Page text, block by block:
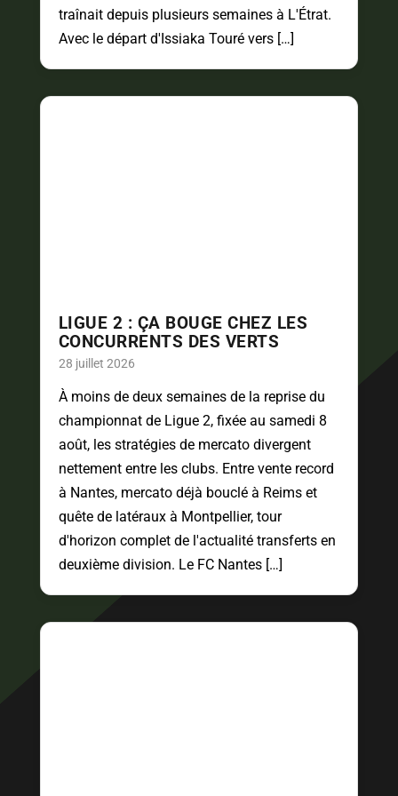
traînait depuis plusieurs semaines à L'Étrat.
Avec le départ d'Issiaka Touré vers […]
LIGUE 2 : ÇA BOUGE CHEZ LES
CONCURRENTS DES VERTS
28 juillet 2026
À moins de deux semaines de la reprise du
championnat de Ligue 2, fixée au samedi 8
août, les stratégies de mercato divergent
nettement entre les clubs. Entre vente record
à Nantes, mercato déjà bouclé à Reims et
quête de latéraux à Montpellier, tour
d'horizon complet de l'actualité transferts en
deuxième division. Le FC Nantes […]